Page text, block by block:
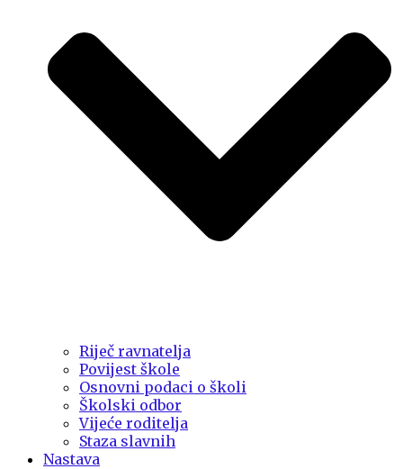
Riječ ravnatelja
Povijest škole
Osnovni podaci o školi
Školski odbor
Vijeće roditelja
Staza slavnih
Nastava